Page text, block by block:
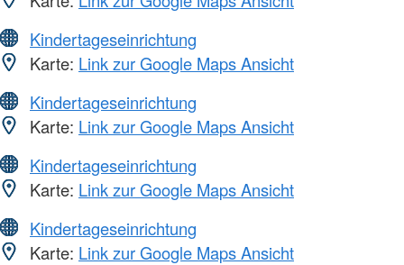
Kindertageseinrichtung
Karte: Link zur Google Maps Ansicht
Kindertageseinrichtung
Karte: Link zur Google Maps Ansicht
Kindertageseinrichtung
Karte: Link zur Google Maps Ansicht
Kindertageseinrichtung
Karte: Link zur Google Maps Ansicht